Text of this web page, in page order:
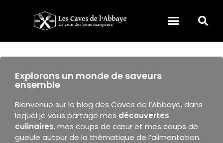
Explorons un monde de saveurs
ensemble
Bienvenue sur le blog des Caves de l’Abbaye, dans
lequel je vous partage mes découvertes
culinaires, mes coups de cœur et mes coups de
gueule autour de la thématique de l’alimentation.